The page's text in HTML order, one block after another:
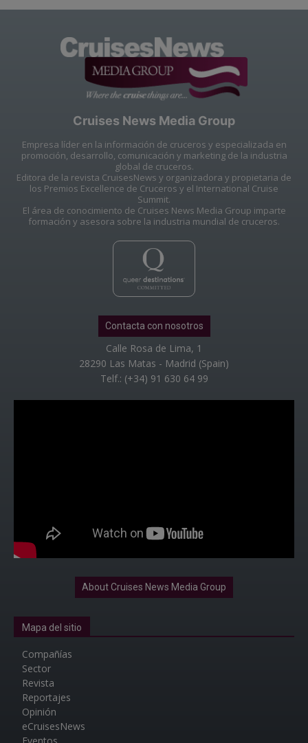
Cruises News Media Group
Empresa líder en la información de cruceros y especializada en
promoción, desarrollo, comunicación y marketing de la industria
global de cruceros.
Editora de la revista CruisesNews y organizadora y propietaria de
los Premios Excellence de Cruceros y el International Cruise
Summit.
El área de conocimiento de Cruises News Media Group imparte
formación y asesora sobre la industria mundial de cruceros.
Contacta con nosotros
Calle Rosa de Lima, 1
28290 Las Matas - Madrid (Spain)
Telf.: (+34) 91 630 64 99
About Cruises News Media Group
Mapa del sitio
Compañías
Sector
Revista
Reportajes
Opinión
eCruisesNews
Eventos